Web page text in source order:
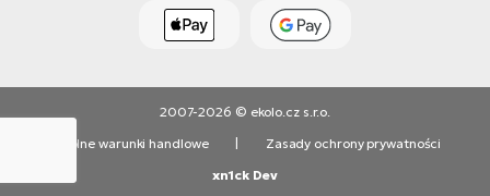
2007-2026 © ekolo.cz s.r.o.
Ogólne warunki handlowe
Zasady ochrony prywatności
xn1ck Dev